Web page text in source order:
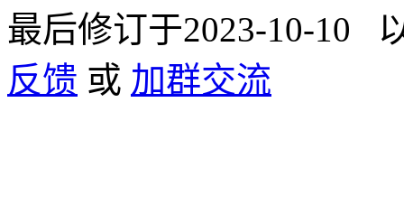
最后修订于2023-10-10
反馈 或 加群交流